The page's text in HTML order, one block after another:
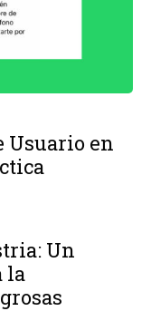
Usuario en
Un
la